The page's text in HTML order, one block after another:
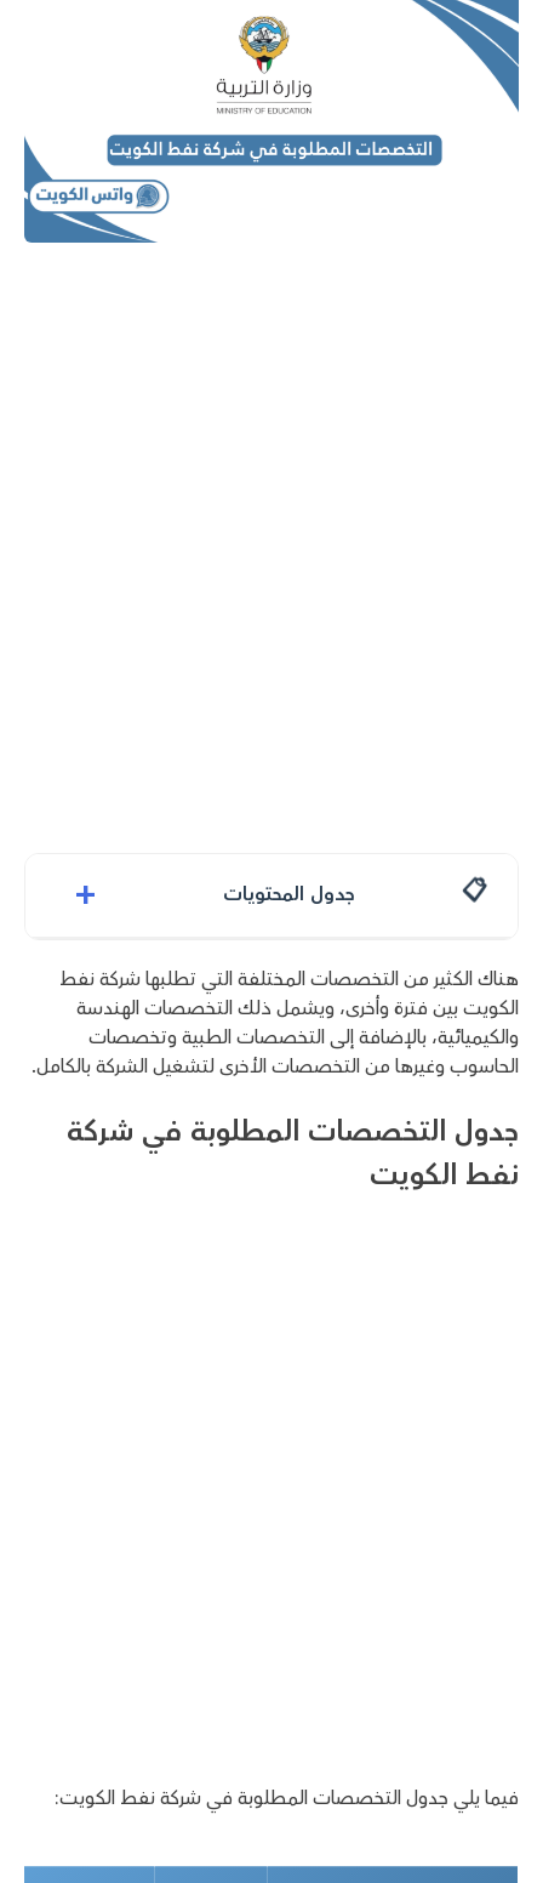
جدول المحتويات +
هناك الكثير من التخصصات المختلفة التي تطلبها شركة نفط
الكويت بين فترة وأخرى، ويشمل ذلك التخصصات الهندسة
والكيميائية، بالإضافة إلى التخصصات الطبية وتخصصات
الحاسوب وغيرها من التخصصات الأخرى لتشغيل الشركة بالكامل.
جدول التخصصات المطلوبة في شركة
نفط الكويت
فيما يلي جدول التخصصات المطلوبة في شركة نفط الكويت: